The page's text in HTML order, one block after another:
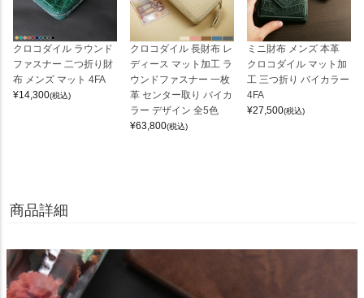
クロコダイル ラウンド
ファスナー 二つ折り財
布 メンズ マット 4FA
¥14,300(税込)
クロコダイル 長財布 レ
ディース マット加工 ラ
ウンドファスナー 一枚
革 センター取り バイカ
ラー デザイン 全5色
¥63,800(税込)
ミニ財布 メンズ 本革
クロコダイル マット加
工 三つ折り バイカラー
4FA
¥27,500(税込)
商品詳細